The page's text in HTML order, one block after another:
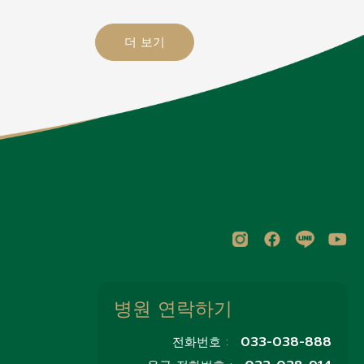
더 보기
병원 연락하기
전화번호 : 033-038-888